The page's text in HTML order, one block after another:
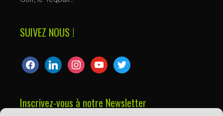
SUIVEZ NOUS !
facebooklinkedininstagramyoutubetwitter
Inscrivez-vous à notre Newsletter